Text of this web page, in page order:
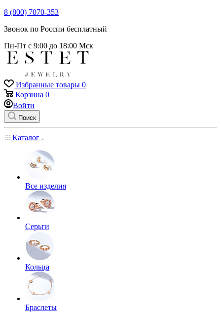
8 (800) 7070-353
Звонок по России бесплатный
Пн-Пт с 9:00 до 18:00 Мск
Избранные товары 0
Корзина 0
Войти
Поиск
Каталог
Все изделия
Серьги
Кольца
Браслеты